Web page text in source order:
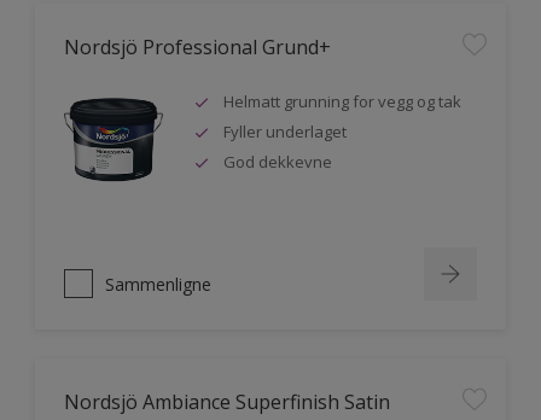
Nordsjö Professional Grund+
Helmatt grunning for vegg og tak
Fyller underlaget
God dekkevne
Sammenligne
Nordsjö Ambiance Superfinish Satin